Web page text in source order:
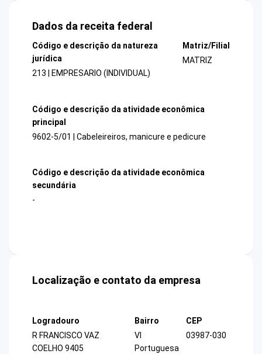
Dados da receita federal
Código e descrição da natureza
jurídica
213 | EMPRESARIO (INDIVIDUAL)
Matriz/Filial
MATRIZ
Código e descrição da atividade econômica
principal
9602-5/01 | Cabeleireiros, manicure e pedicure
Código e descrição da atividade econômica
secundária
-
Localização e contato da empresa
Logradouro
R FRANCISCO VAZ
COELHO 9405
Bairro
Vl
Portuguesa
CEP
03987-030